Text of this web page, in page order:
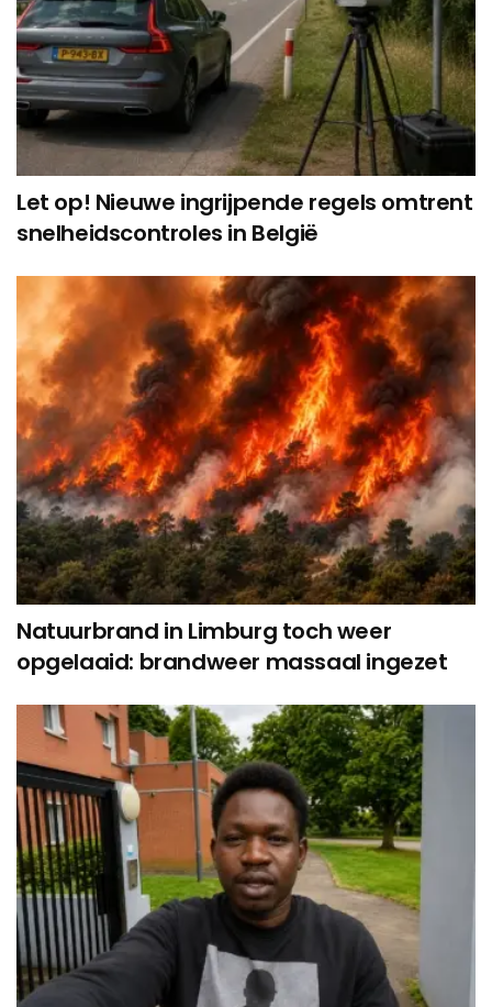
Let op! Nieuwe ingrijpende regels omtrent
snelheidscontroles in België
Natuurbrand in Limburg toch weer
opgelaaid: brandweer massaal ingezet